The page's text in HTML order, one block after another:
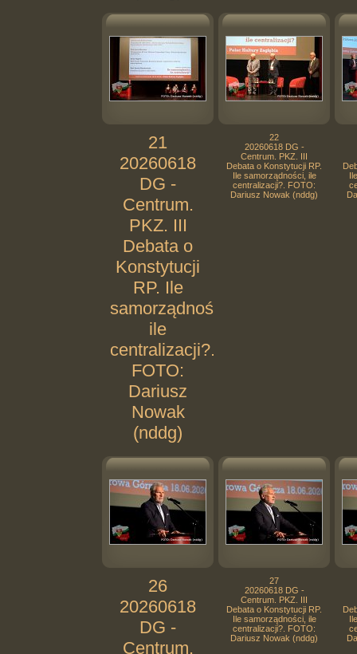
21
20260618
DG -
Centrum.
PKZ. III
Debata o
Konstytucji
RP. Ile
samorządności,
ile
centralizacji?.
FOTO:
Dariusz
Nowak
(nddg)
22
20260618 DG -
Centrum. PKZ. III
Debata o Konstytucji RP.
Ile samorządności, ile
centralizacji?. FOTO:
Dariusz Nowak (nddg)
26
20260618
DG -
Centrum.
27
20260618 DG -
Centrum. PKZ. III
Debata o Konstytucji RP.
Ile samorządności, ile
centralizacji?. FOTO:
Dariusz Nowak (nddg)